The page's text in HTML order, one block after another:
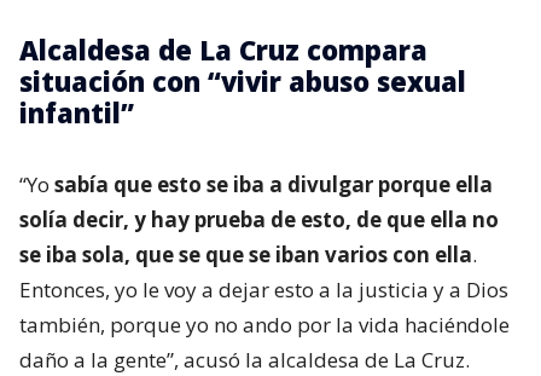
Alcaldesa de La Cruz compara
situación con “vivir abuso sexual
infantil”
“Yo sabía que esto se iba a divulgar porque ella
solía decir, y hay prueba de esto, de que ella no
se iba sola, que se que se iban varios con ella.
Entonces, yo le voy a dejar esto a la justicia y a Dios
también, porque yo no ando por la vida haciéndole
daño a la gente”, acusó la alcaldesa de La Cruz.